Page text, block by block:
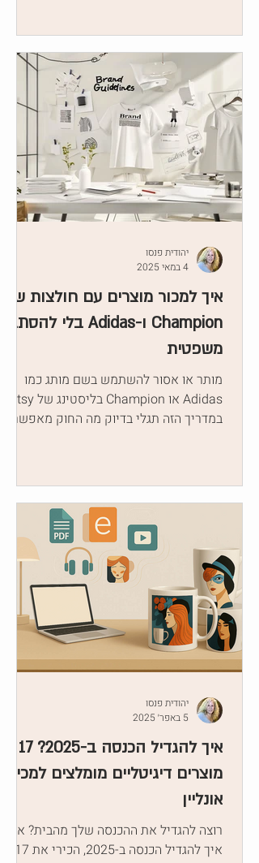
איך למכור מוצרים עם חולצות של
Champion ו-Adidas בלי להסתבך
משפטית
מותר או אסור להשתמש בשם מותג כמו
במדריך הזה תגלי בדיוק מה החוק מאפשר –
יהודית פנסו
4 במאי 2025
איך להגדיל הכנסה ב-2025? 17
מוצרים דיגיטליים מומלצים
אונליין
רוצה להגדיל את ההכנסה שלך מהבית? אז
איך להגדיל הכנסה ב-2025, הכירי את 17
יהודית פנסו
5 באפר׳ 2025